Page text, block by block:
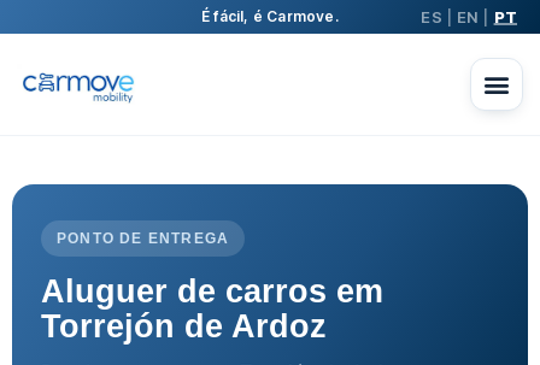
É fácil, é Carmove. ES EN PT
PONTO DE ENTREGA
Aluguer de carros em
Torrejón de Ardoz